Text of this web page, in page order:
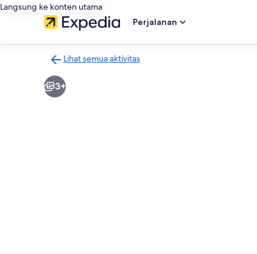
Langsung ke konten utama
Perjalanan
Lihat semua aktivitas
ke
halaman
3+